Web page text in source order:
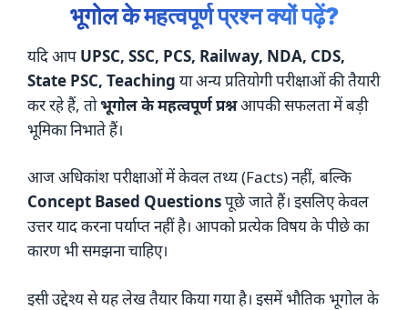
भूगोल के महत्वपूर्ण प्रश्न क्यों पढ़ें?
यदि आप UPSC, SSC, PCS, Railway, NDA, CDS,
State PSC, Teaching या अन्य प्रतियोगी परीक्षाओं की तैयारी
कर रहे हैं, तोभूगोल के महत्वपूर्ण प्रश्नआपकी सफलता में बड़ी
भूमिका निभाते हैं।
आज अधिकांश परीक्षाओं में केवल तथ्य (Facts) नहीं, बल्कि
Concept Based Questionsपूछे जाते हैं। इसलिए केवल
उत्तर याद करना पर्याप्त नहीं है। आपको प्रत्येक विषय के पीछे का
कारण भी समझना चाहिए।
इसी उद्देश्य से यह लेख तैयार किया गया है। इसमें भौतिक भूगोल के